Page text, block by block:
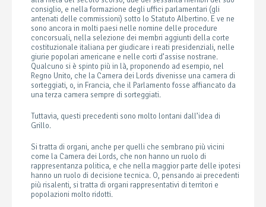
consiglio, e nella formazione degli uffici parlamentari (gli
antenati delle commissioni) sotto lo Statuto Albertino. E ve ne
sono ancora in molti paesi nelle nomine delle procedure
concorsuali, nella selezione dei membri aggiunti della corte
costituzionale italiana per giudicare i reati presidenziali, nelle
giurie popolari americane e nelle corti d’assise nostrane.
Qualcuno si è spinto più in là, proponendo ad esempio, nel
Regno Unito, che la Camera dei Lords divenisse una camera di
sorteggiati, o, in Francia, che il Parlamento fosse affiancato da
una terza camera sempre di sorteggiati.
Tuttavia, questi precedenti sono molto lontani dall’idea di
Grillo.
Si tratta di organi, anche per quelli che sembrano più vicini
come la Camera dei Lords, che non hanno un ruolo di
rappresentanza politica, e che nella maggior parte delle ipotesi
hanno un ruolo di decisione tecnica. O, pensando ai precedenti
più risalenti, si tratta di organi rappresentativi di territori e
popolazioni molto ridotti.